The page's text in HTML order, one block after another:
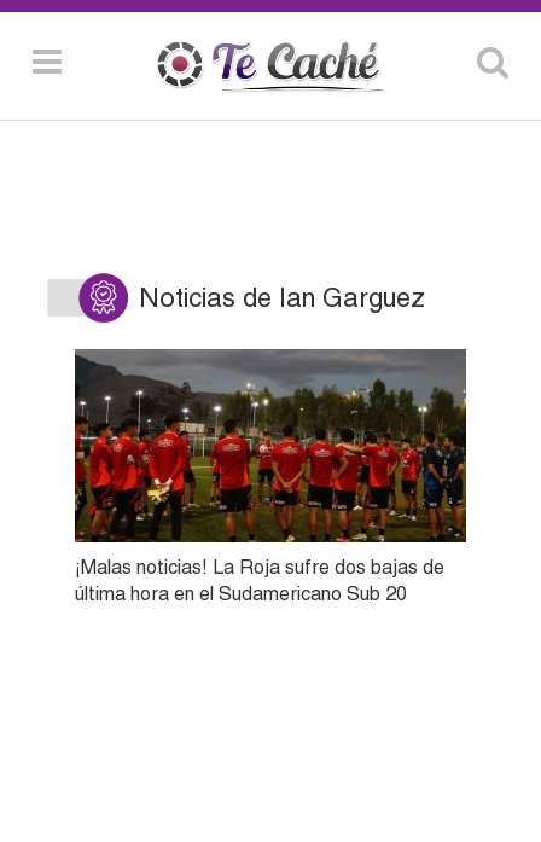
Noticias de Ian Garguez
¡Malas noticias! La Roja sufre dos bajas de
última hora en el Sudamericano Sub 20